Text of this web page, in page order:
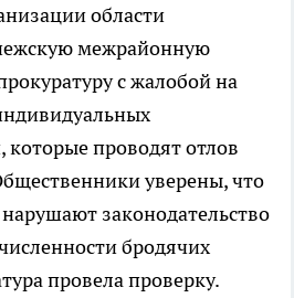
области
межрайонную
с жалобой на
проводят отлов
уверены, что
законодательство
бродячих
провела проверку.